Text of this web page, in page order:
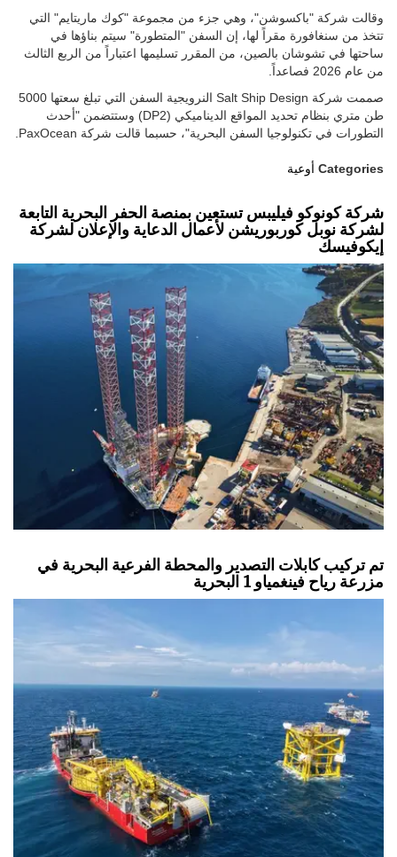
وقالت شركة "باكسوشن"، وهي جزء من مجموعة "كوك ماريتايم" التي
تتخذ من سنغافورة مقراً لها، إن السفن "المتطورة" سيتم بناؤها في
ساحتها في تشوشان بالصين، من المقرر تسليمها اعتباراً من الربع الثالث
من عام 2026 فصاعداً.
صممت شركة Salt Ship Design النرويجية السفن التي تبلغ سعتها 5000
طن متري بنظام تحديد المواقع الديناميكي (DP2) وستتضمن "أحدث
التطورات في تكنولوجيا السفن البحرية"، حسبما قالت شركة PaxOcean.
أوعية Categories
شركة كونوكو فيليبس تستعين بمنصة الحفر البحرية التابعة
لشركة نوبل كوربوريشن لأعمال الدعاية والإعلان لشركة
إيكوفيسك
تم تركيب كابلات التصدير والمحطة الفرعية البحرية في
مزرعة رياح فينغمياو 1 البحرية